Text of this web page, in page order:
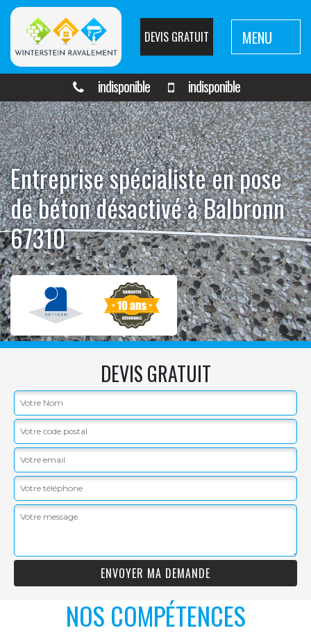
DEVIS GRATUIT MENU
indisponible indisponible
Entreprise spécialiste en pose
de béton désactivé à Balbronn
67310
DEVIS GRATUIT
NOS COMPÉTENCES